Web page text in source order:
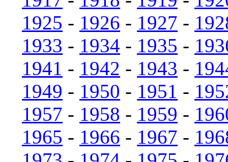
1925 - 1926 - 1927 -
1933 - 1934 - 1935 -
1941 - 1942 - 1943 -
1949 - 1950 - 1951 -
1957 - 1958 - 1959 -
1965 - 1966 - 1967 -